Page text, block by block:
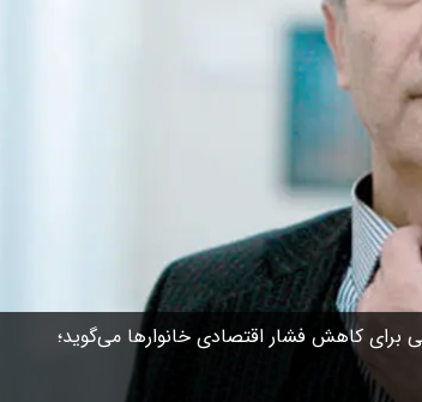
کاهش فشار اقتصادی خانوارها می‌گوید؛